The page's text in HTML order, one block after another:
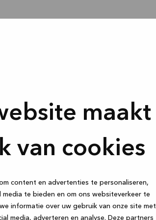
maakt
van cookies
content en advertenties te personaliseren,
te bieden en om ons websiteverkeer te
informatie over uw gebruik van onze site met
media, adverteren en analyse. Deze partners